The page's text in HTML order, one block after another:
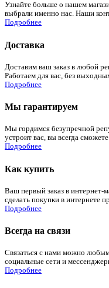
Узнайте больше о нашем
выбрали именно нас. Наши
Подробнее
Доставка
Доставим ваш заказ в любой
Работаем для вас, без
Подробнее
Мы гарантируем
Мы гордимся безупречной
устроит вас, вы всегда
Подробнее
Как купить
Ваш первый заказ в интернет-
сделать покупки в интернете
Подробнее
Всегда на связи
Связаться с нами можно
социальные сети и
Подробнее